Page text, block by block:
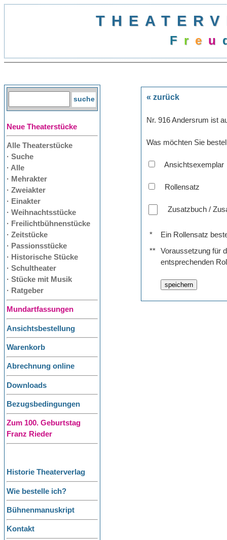
Freu
Neue Theaterstücke
Alle Theaterstücke
· Suche
· Alle
· Mehrakter
· Zweiakter
· Einakter
· Weihnachtsstücke
· Freilichtbühnenstücke
· Zeitstücke
· Passionsstücke
· Historische Stücke
· Schultheater
· Stücke mit Musik
· Ratgeber
Mundartfassungen
Ansichtsbestellung
Warenkorb
Abrechnung online
Downloads
Bezugsbedingungen
Zum 100. Geburtstag
Franz Rieder
Historie Theaterverlag
Wie bestelle ich?
Bühnenmanuskript
Kontakt
« zurück
Nr. 916 Andersrum ist
Was möchten Sie
Ansichtsexemplar
Rollensatz
Zusatzbuch /
*
Ein Rollensatz
**
Voraussetzung für
entsprechenden